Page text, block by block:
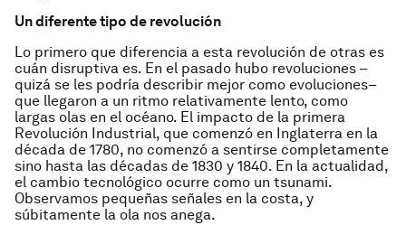
Un diferente tipo de revolución
Lo primero que diferencia a esta revolución de otras es
cuán disruptiva es. En el pasado hubo revoluciones –
quizá se les podría describir mejor como evoluciones–
que llegaron a un ritmo relativamente lento, como
largas olas en el océano. El impacto de la primera
Revolución Industrial, que comenzó en Inglaterra en la
década de 1780, no comenzó a sentirse completamente
sino hasta las décadas de 1830 y 1840. En la actualidad,
el cambio tecnológico ocurre como un tsunami.
Observamos pequeñas señales en la costa, y
súbitamente la ola nos anega.